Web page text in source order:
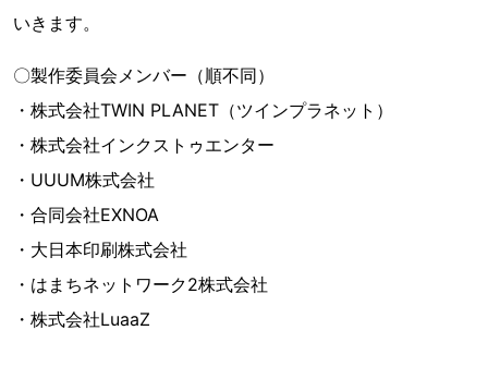
いきます。
〇製作委員会メンバー（順不同）
・株式会社TWIN PLANET（ツインプラネット）
・株式会社インクストゥエンター
・UUUM株式会社
・合同会社EXNOA
・大日本印刷株式会社
・はまちネットワーク2株式会社
・株式会社LuaaZ